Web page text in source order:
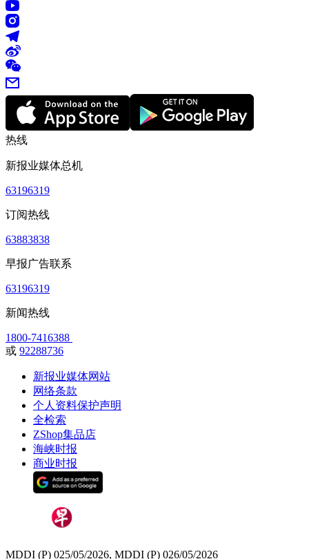
热线
新报业媒体总机
63196319
订阅热线
63883838
早报广告联系
63196319
新闻热线
1800-7416388
或 92288736
新报业媒体网站
网络条款
个人资料保护声明
全检索
ZShop集品店
海峡时报
商业时报
MDDI (P) 025/05/2026, MDDI (P) 026/05/2026